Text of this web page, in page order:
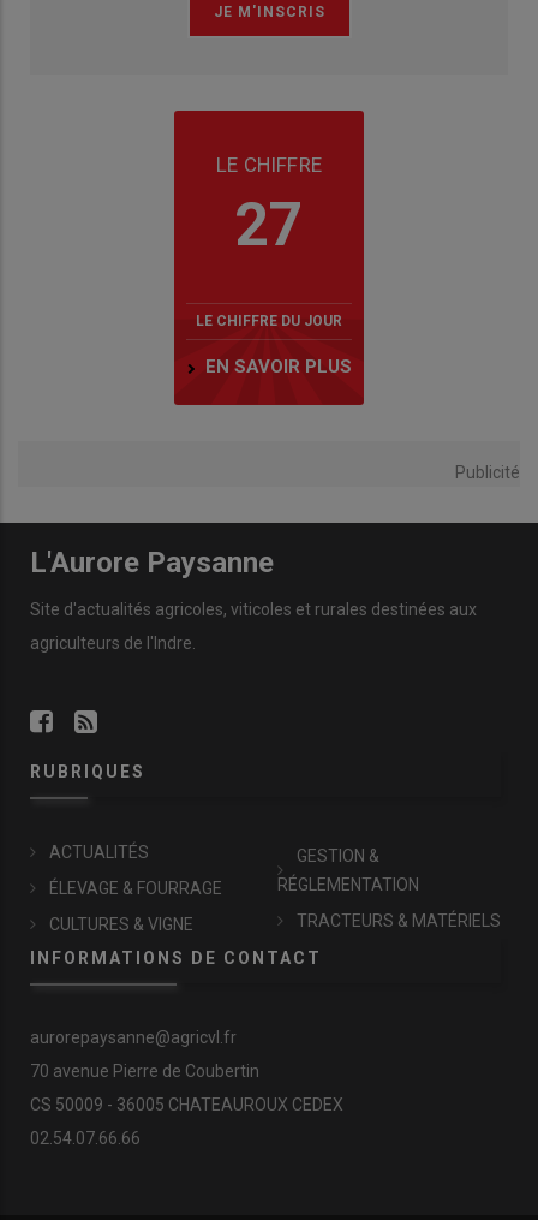
LE CHIFFRE
27
LE CHIFFRE DU JOUR
EN SAVOIR PLUS
Publicité
L'Aurore Paysanne
Site d'actualités agricoles, viticoles et rurales destinées aux
agriculteurs de l'Indre.
RUBRIQUES
ACTUALITÉS
ÉLEVAGE & FOURRAGE
CULTURES & VIGNE
GESTION &
RÉGLEMENTATION
TRACTEURS & MATÉRIELS
INFORMATIONS DE CONTACT
aurorepaysanne@agricvl.fr
70 avenue Pierre de Coubertin
CS 50009 - 36005 CHATEAUROUX CEDEX
02.54.07.66.66